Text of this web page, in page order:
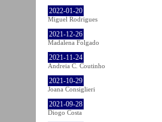
2022-01-20
Miguel Rodrigues
2021-12-26
Madalena Folgado
2021-11-24
Andreia C. Coutinho
2021-10-29
Joana Consiglieri
2021-09-28
Diogo Costa